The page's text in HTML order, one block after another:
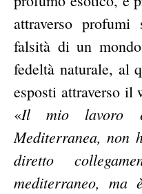
attraverso
falsità di un
fedeltà naturale, al
esposti attraverso il
«Il mio lavoro
Mediterranea, non
diretto
mediterraneo, ma